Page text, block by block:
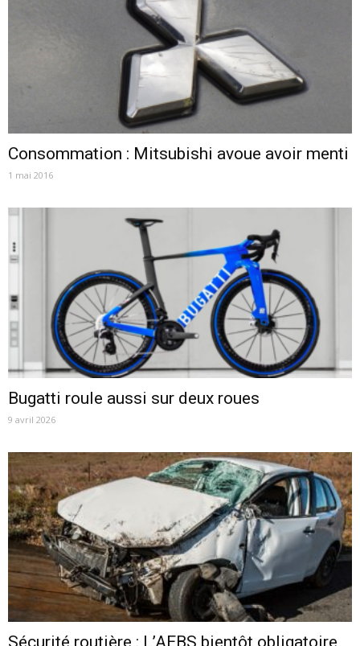
Consommation : Mitsubishi avoue avoir menti
1 mai 2016
Bugatti roule aussi sur deux roues
9 avril 2026
Sécurité routière : L’AEBS bientôt obligatoire